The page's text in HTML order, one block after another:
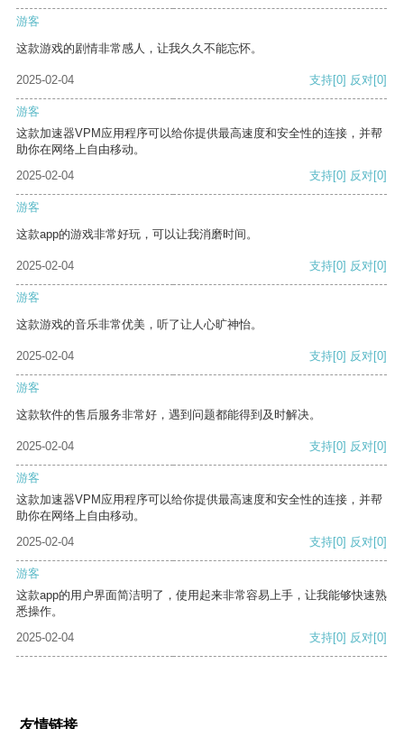
游客
这款游戏的剧情非常感人，让我久久不能忘怀。
2025-02-04 支持[0] 反对[0]
游客
这款加速器VPM应用程序可以给你提供最高速度和安全性的连接，并帮
助你在网络上自由移动。
2025-02-04
支持[0] 反对[0]
游客
这款app的游戏非常好玩，可以让我消磨时间。
2025-02-04 支持[0] 反对[0]
游客
这款游戏的音乐非常优美，听了让人心旷神怡。
2025-02-04 支持[0] 反对[0]
游客
这款软件的售后服务非常好，遇到问题都能得到及时解决。
2025-02-04 支持[0] 反对[0]
游客
这款加速器VPM应用程序可以给你提供最高速度和安全性的连接，并帮
助你在网络上自由移动。
2025-02-04
支持[0] 反对[0]
游客
这款app的用户界面简洁明了，使用起来非常容易上手，让我能够快速熟
悉操作。
2025-02-04
支持[0] 反对[0]
友情链接